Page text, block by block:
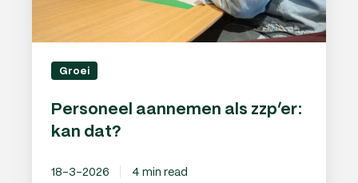
Groei
Personeel aannemen als zzp’er:
kan dat?
18-3-2026 4 min read